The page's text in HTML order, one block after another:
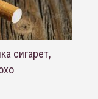
сигарет,